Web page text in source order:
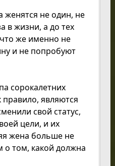
женятся не один, не
в жизни, а до тех
же именно не
и не попробуют
сорокалетних
являются
свой статус,
цели, и их
жена больше не
о том, какой должна